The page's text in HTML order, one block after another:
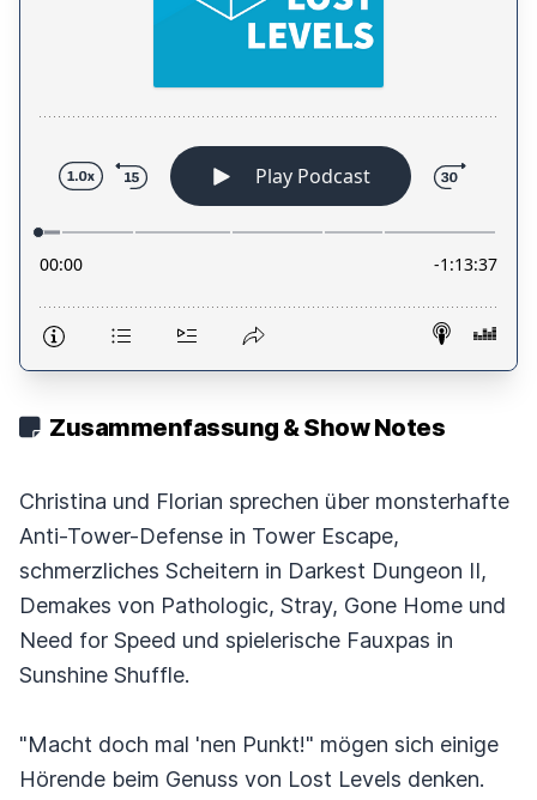
Zusammenfassung & Show Notes
Christina und Florian sprechen über monsterhafte
Anti-Tower-Defense in Tower Escape,
schmerzliches Scheitern in Darkest Dungeon II,
Demakes von Pathologic, Stray, Gone Home und
Need for Speed und spielerische Fauxpas in
Sunshine Shuffle.
"Macht doch mal 'nen Punkt!" mögen sich einige
Hörende beim Genuss von Lost Levels denken.